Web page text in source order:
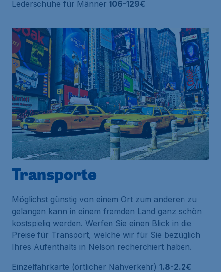
Lederschuhe für Männer 106-129€
Transporte
Möglichst günstig von einem Ort zum anderen zu
gelangen kann in einem fremden Land ganz schön
kostspielig werden. Werfen Sie einen Blick in die
Preise für Transport, welche wir für Sie bezüglich
Ihres Aufenthalts in Nelson recherchiert haben.
Einzelfahrkarte (örtlicher Nahverkehr) 1.8-2.2€